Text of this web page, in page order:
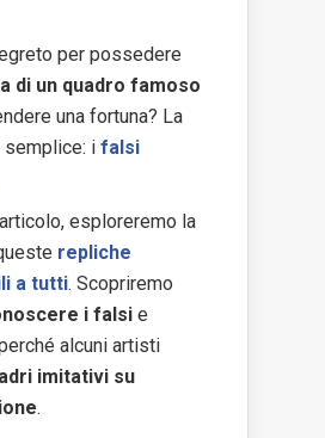
per possedere
di un quadro famoso
una fortuna? La
i falsi
esploreremo la
repliche
a tutti. Scopriremo
i falsi e
alcuni artisti
imitativi su
.